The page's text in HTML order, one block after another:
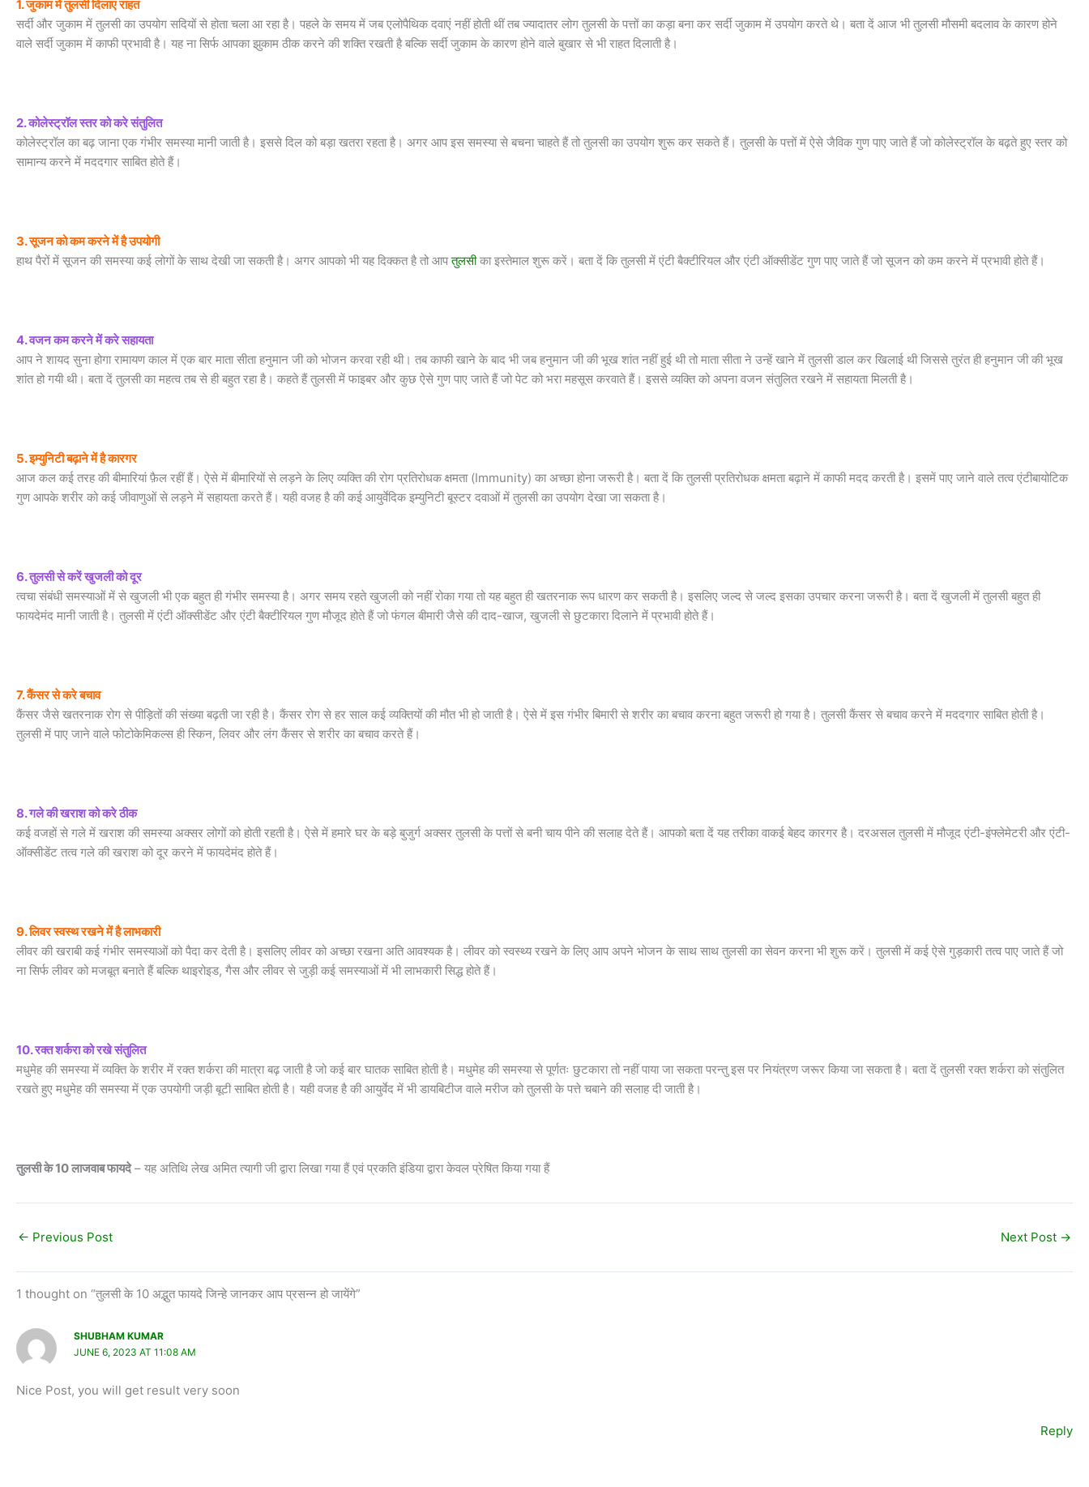
1. जुकाम में तुलसी दिलाए राहत
सर्दी और जुकाम में तुलसी का उपयोग सदियों से होता चला आ रहा है। पहले के समय में जब एलोपैथिक दवाएं नहीं होती थीं तब ज्यादातर लोग तुलसी के पत्तों का कड़ा बना कर सर्दी जुकाम में उपयोग करते थे। बता दें आज भी तुलसी मौसमी बदलाव के कारण होने
वाले सर्दी जुकाम में काफी प्रभावी है। यह ना सिर्फ आपका झुकाम ठीक करने की शक्ति रखती है बल्कि सर्दी जुकाम के कारण होने वाले बुखार से भी राहत दिलाती है।
2. कोलेस्ट्रॉल स्तर को करे संतुलित
कोलेस्ट्रॉल का बढ़ जाना एक गंभीर समस्या मानी जाती है। इससे दिल को बड़ा खतरा रहता है। अगर आप इस समस्या से बचना चाहते हैं तो तुलसी का उपयोग शुरू कर सकते हैं। तुलसी के पत्तों में ऐसे जैविक गुण पाए जाते हैं जो कोलेस्ट्रॉल के बढ़ते हुए स्तर को
सामान्य करने में मददगार साबित होते हैं।
3. सूजन को कम करने में है उपयोगी
हाथ पैरों में सूजन की समस्या कई लोगों के साथ देखी जा सकती है। अगर आपको भी यह दिक्कत है तो आपतुलसीका इस्तेमाल शुरू करें। बता दें कि तुलसी में एंटी बैक्टीरियल और एंटी ऑक्सीडेंट गुण पाए जाते हैं जो सूजन को कम करने में प्रभावी होते हैं।
4. वजन कम करने में करे सहायता
आप ने शायद सुना होगा रामायण काल में एक बार माता सीता हनुमान जी को भोजन करवा रही थी। तब काफी खाने के बाद भी जब हनुमान जी की भूख शांत नहीं हुई थी तो माता सीता ने उन्हें खाने में तुलसी डाल कर खिलाई थी जिससे तुरंत ही हनुमान जी की भूख
शांत हो गयी थी। बता दें तुलसी का महत्व तब से ही बहुत रहा है। कहते हैं तुलसी में फाइबर और कुछ ऐसे गुण पाए जाते हैं जो पेट को भरा महसूस करवाते हैं। इससे व्यक्ति को अपना वजन संतुलित रखने में सहायता मिलती है।
5. इम्युनिटी बढ़ाने में है कारगर
आज कल कई तरह की बीमारियां फ़ैल रहीं हैं। ऐसे में बीमारियों से लड़ने के लिए व्यक्ति की रोग प्रतिरोधक क्षमता (Immunity) का अच्छा होना जरूरी है। बता दें कि तुलसी प्रतिरोधक क्षमता बढ़ाने में काफी मदद करती है। इसमें पाए जाने वाले तत्व एंटीबायोटिक
गुण आपके शरीर को कई जीवाणुओं से लड़ने में सहायता करते हैं। यही वजह है की कई आयुर्वेदिक इम्युनिटी बूस्टर दवाओं में तुलसी का उपयोग देखा जा सकता है।
6. तुलसी से करें खुजली को दूर
त्वचा संबंधी समस्याओं में से खुजली भी एक बहुत ही गंभीर समस्या है। अगर समय रहते खुजली को नहीं रोका गया तो यह बहुत ही खतरनाक रूप धारण कर सकती है। इसलिए जल्द से जल्द इसका उपचार करना जरूरी है। बता दें खुजली में तुलसी बहुत ही
फायदेमंद मानी जाती है। तुलसी में एंटी ऑक्सीडेंट और एंटी बैक्टीरियल गुण मौजूद होते हैं जो फंगल बीमारी जैसे की दाद-खाज, खुजली से छुटकारा दिलाने में प्रभावी होते हैं।
7. कैंसर से करे बचाव
कैंसर जैसे खतरनाक रोग से पीड़ितों की संख्या बढ़ती जा रही है। कैंसर रोग से हर साल कई व्यक्तियों की मौत भी हो जाती है। ऐसे में इस गंभीर बिमारी से शरीर का बचाव करना बहुत जरूरी हो गया है। तुलसी कैंसर से बचाव करने में मददगार साबित होती है।
तुलसी में पाए जाने वाले फोटोकेमिकल्स ही स्किन, लिवर और लंग कैंसर से शरीर का बचाव करते हैं।
8. गले की खराश को करे ठीक
कई वजहों से गले में खराश की समस्या अक्सर लोगों को होती रहती है। ऐसे में हमारे घर के बड़े बुजुर्ग अक्सर तुलसी के पत्तों से बनी चाय पीने की सलाह देते हैं। आपको बता दें यह तरीका वाकई बेहद कारगर है। दरअसल तुलसी में मौजूद एंटी-इंफ्लेमेटरी और एंटी-
ऑक्सीडेंट तत्व गले की खराश को दूर करने में फायदेमंद होते हैं।
9. लिवर स्वस्थ रखने में है लाभकारी
लीवर की खराबी कई गंभीर समस्याओं को पैदा कर देती है। इसलिए लीवर को अच्छा रखना अति आवश्यक है। लीवर को स्वस्थ्य रखने के लिए आप अपने भोजन के साथ साथ तुलसी का सेवन करना भी शुरू करें। तुलसी में कई ऐसे गुड़कारी तत्व पाए जाते हैं जो
ना सिर्फ लीवर को मजबूत बनाते हैं बल्कि थाइरोइड, गैस और लीवर से जुड़ी कई समस्याओं में भी लाभकारी सिद्ध होते हैं।
10. रक्त शर्करा को रखे संतुलित
मधुमेह की समस्या में व्यक्ति के शरीर में रक्त शर्करा की मात्रा बढ़ जाती है जो कई बार घातक साबित होती है। मधुमेह की समस्या से पूर्णतः छुटकारा तो नहीं पाया जा सकता परन्तु इस पर नियंत्रण जरूर किया जा सकता है। बता दें तुलसी रक्त शर्करा को संतुलित
रखते हुए मधुमेह की समस्या में एक उपयोगी जड़ी बूटी साबित होती है। यही वजह है की आयुर्वेद में भी डायबिटीज वाले मरीज को तुलसी के पत्ते चबाने की सलाह दी जाती है।
तुलसी के 10 लाजवाब फायदे– यह अतिथि लेख अमित त्यागी जी द्वारा लिखा गया हैं एवं प्रकति इंडिया द्वारा केवल प्रेषित किया गया हैं
← Previous Post Next Post →
1 thought on “तुलसी के 10 अद्भुत फायदे जिन्हे जानकर आप प्रसन्न हो जायेंगे”
SHUBHAM KUMAR
JUNE 6, 2023 AT 11:08 AM
Nice Post, you will get result very soon
Reply